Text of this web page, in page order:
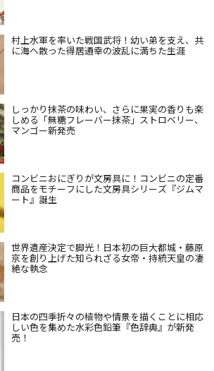
村上水軍を率いた戦国武将！幼い弟を支え、共
に海へ散った得居通幸の波乱に満ちた生涯
しっかり抹茶の味わい、さらに果実の香りも楽
しめる「無糖フレーバー抹茶」ストロベリー、
マンゴー新発売
コンビニおにぎりが文房具に！コンビニの定番
商品をモチーフにした文房具シリーズ『ジムマ
ート』誕生
世界遺産決定で脚光！日本初の巨大都城・藤原
京を創り上げた知られざる女帝・持統天皇の凄
絶な執念
日本の四季折々の植物や情景を描くことに相応
しい色を集めた水彩色鉛筆『色辞典』が新発
売！